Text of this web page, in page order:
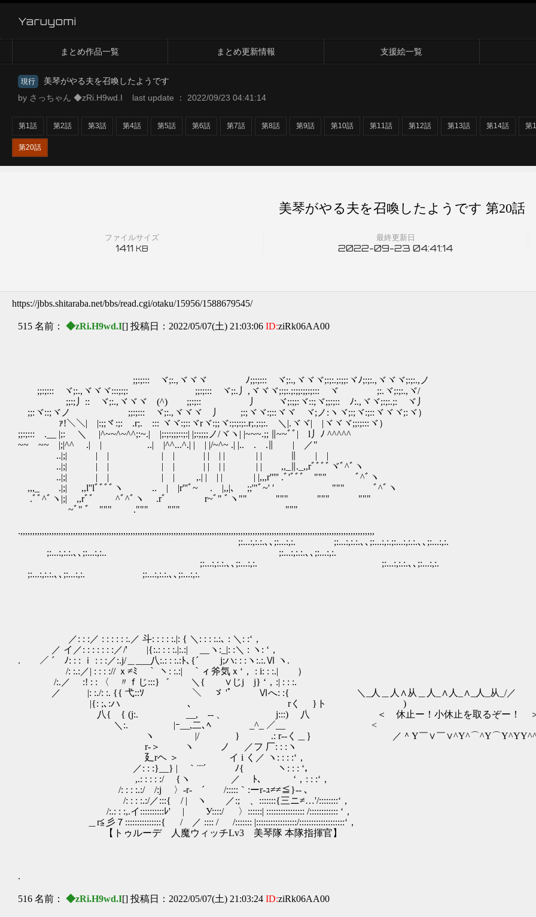
Yaruyomi
まとめ作品一覧 まとめ更新情報 支援絵一覧
現行
美琴がやる夫を召喚したようです
by さっちゃん ◆zRi.H9wd.I last update ： 2022/09/23 04:41:14
第1話 第2話 第3話 第4話 第5話 第6話 第7話 第8話 第9話 第10話 第11話 第12話 第13話 第14話 第
第20話
ファイルサイズ
1411 KB
最終更新日
2022-09-23 04:41:14
美琴がやる夫を召喚したようです 第20話
https://jbbs.shitaraba.net/bbs/read.cgi/otaku/15956/1588679545/
515 名前： ◆zRi.H9wd.I[] 投稿日：2022/05/07(土) 21:03:06 ID:ziRk06AA00
;;:;::: ヾ;:.,ヾヾヾ ﾉ;;:;::: ヾ;:.,ヾヾヾ;:;:.;:;;:ヾﾉ;:;:.,ヾヾヾ;:;:.,ノ
;;:;::: ヾ;:.,ヾヾヾ:::;:;: ;;:;::: ヾ;:.丿,ヾヾヾ;:;:.;:;;:;;:;::: ヾ ;:.ヾ;:;:.,ヾ/
;;:;丿:: ヾ;:.,ヾヾヾ (^) ;;:;:: 丿 ヾ;:;;:ヾ::;ヾ;;:;:: ﾉ:.,ヾヾ;:;:.;: ヾ丿
;;:ヾ::;ヾノ ;;:;::: ヾ;:.,ヾヾヾ 丿 ;:;ヾヾ:;::ヾヾ ヾ;ノ:ヽヾ;:;ヾ:;::ヾヾヾ;:ヾ）
ｧ!＼＼| |:;;ヾ:;: .r;. ::: ヾヾ:;::ヾrヾ:;;ヾ:;:;:;:.r;.;:;:. ＼|.ヾヾ| |ヾヾヾ;;:;:::ヾ）
;;:;::: .__ |;: ＼ |^~~^~^^;:~.| |;:;:;;;::;:| |;:;;;;ノ/ヾヽ| |~~~.;; ∥~~ﾞﾞ| l丿ﾉ ^^^^^
~~ ~~ |;|^^ .| | ..| |^^...^.| | | |/~^~ .| |.. . .∥ | ／"
..|;| | | | | | | | | | | ∥ | |
..|;| | | | | | | | | | | ,,_∥._,,rﾞﾞﾞﾞヾﾞ^ﾞヽ
..|;| | | | | ,.| | | | | |,,,r''''' .ﾞ'ﾞﾞﾞ """ ﾞ^ﾞヽ
,,,_ .|;| ,,l''lﾞﾞﾞﾞヽ .. | |r'''ﾞ~ . |,,|､ ;;'"ﾞ~' ′ """ ﾞ^ﾞヽ
.ﾞﾞ^ﾞヽ|;| ,,rﾞﾞ ^ﾞ^ﾞヽ .rﾞ r~ﾞ" ﾞヽ"" """ """ """
~ﾞ" ﾞ """ .""" """ """
.,,,,,,,,,,,,,,,,,,,,,,,,,,,,,,,,,,,,,,,,,,,,,,,,,,,,,,,,,,,,,,,,,,,,,,,,,,,,,,,,,,,,,,,,,,,,,,,,,,,,,,,,,,,,,,,,,,,,,,,,,,,,,,,,,,,,,,,,,,,,,,,,,,,,
;:...:,:.:.､､;:...:,:. ;:...:,:.:.､､;:...:,:.;:...:,:.:.､､;:...:,:.
;:...:,:.:.､､;:...:,:.. ;:...:,:.:.､､;:...:,:.
;:...:,:.:.､､;:...:,:. ;:...:,:.:.､､;:...:,:.
;:...:,:.:.､､;:...:,:. ;:...:,:.:.､､;:...:,:.
／: : :／ : : : : : :.／ 斗: : : : :.|: { ＼: : : :.:､ : ＼: :‘，
／ イ／: : : : : : :／/' |{:.: : : :.|:.:| __ヽ:_|: :＼ : ヽ: ‘，
. ／ ´ ﾉ: : : ｉ : : :／:.j/＿___八:.: : :.:ﾄ､{´ j;ハ: : :ヽ:.:.Ⅵ ヽ.
/: :.:／| : : : :// ｘ≠ﾐ ｀ ヽ: :.:| ｀ィ斧気ｘ‘， : i: : :.| ）
/:.／ :! : : 〈 〃ｆじ:::}゛ ＼{ ∨じj j} ‘，:| : : :.
／ |: :./: :. {{ 弋::ｿ ＼ ゞ 'ﾟ Ⅵへ: :{ ＼_人＿人∧从＿人_∧人_∧_人_从_/／
|{: ;､:ハ ､ rく }トゝ
八{ { (j:. __, -- 、 j:::) 八 ＜ 休止ー！小休止を取るぞー！
＼:. |ｰ__,二､ﾍ _^_ ／__
ヽ |/ } .: r‐‐く＿｝ ／＾Y￣∨￣
r‐＞ ヽ ノ ／フ 厂: : :ヽ
廴rヘ ＞ イ i く／ ヽ: : : :‘，
／: : :}__} | ｀¨¨´ ﾉ{ ヽ: : : ‘，
,.: : : : :/ {ヽ ／ ﾄ､ ‘，: : :‘，
/: : : :.:/ /:j 〉‐r‐ ´ /:::::｀:ーr‐ｭ≠≠≦}‐‐ ､
/: : : :.:/／:::{ / | ヽ ／:; 、:::::::{三ニ≠…'/::::::::‘，
/:.: : :,.イ::::::::::ﾚ' | У::::/ 〉::::::| :::::::::::::::: /:::::::::::: ‘，
＿r≦彡７:::::::::::::::{ / ／ :::: / /::::::: |:::::::::::::::::/:::::::::::::::::::‘，
【トゥルーデ 人魔ウィッチLv3 美琴隊 本隊指揮官】
.
516 名前： ◆zRi.H9wd.I[] 投稿日：2022/05/07(土) 21:03:24 ID:ziRk06AA00